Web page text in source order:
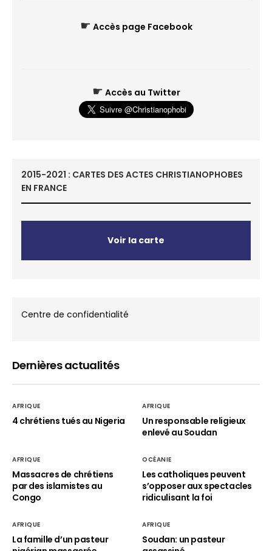
☛ Accès page Facebook
☛ Accès au Twitter
2015-2021 : CARTES DES ACTES CHRISTIANOPHOBES
EN FRANCE
Voir la carte
Centre de confidentialité
Dernières actualités
AFRIQUE
4 chrétiens tués au Nigeria
AFRIQUE
Un responsable religieux
enlevé au Soudan
AFRIQUE
Massacres de chrétiens
par des islamistes au
Congo
OCÉANIE
Les catholiques peuvent
s’opposer aux spectacles
ridiculisant la foi
AFRIQUE
La famille d’un pasteur
AFRIQUE
Soudan: un pasteur